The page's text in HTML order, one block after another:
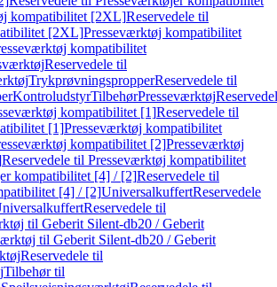
kompatibilitet [2XL]Reservedele til
[2XL]Presseværktøj kompatibilitet
kompatibilitet
Reservedele til
TrykprøvningspropperReservedele til
KontroludstyrTilbehørPresseværktøj
kompatibilitet [1]Reservedele til
[1]Presseværktøj kompatibilitet
kompatibilitet [2]Presseværktøj
Reservedele til Presseværktøj kompatibilitet
kompatibilitet [4] / [2]Reservedele til
[4] / [2]UniversalkuffertReservedele
Reservedele til
til Geberit Silent-db20 / Geberit
til Geberit Silent-db20 / Geberit
Reservedele til
Tilbehør til